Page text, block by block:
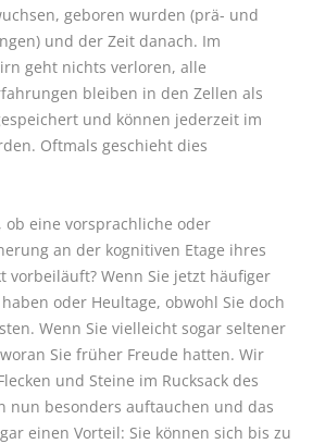
geboren wurden (prä- und
und der Zeit danach. Im
geht nichts verloren, alle
bleiben in den Zellen als
und können jederzeit im
Oftmals geschieht dies
ob eine vorsprachliche oder
an der kognitiven Etage ihres
vorbeiläuft? Wenn Sie jetzt häufiger
oder Heultage, obwohl Sie doch
Wenn Sie vielleicht sogar seltener
Sie früher Freude hatten. Wir
und Steine im Rucksack des
nun besonders auftauchen und das
einen Vorteil: Sie können sich bis zu